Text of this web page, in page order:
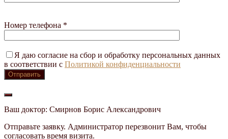
Номер телефона *
Я даю согласие на сбор и обработку персональных данных
в соответствии с Политикой конфиденциальности
Ваш доктор: Смирнов Борис Александрович
Отправьте заявку. Администратор перезвонит Вам, чтобы
согласовать время визита.